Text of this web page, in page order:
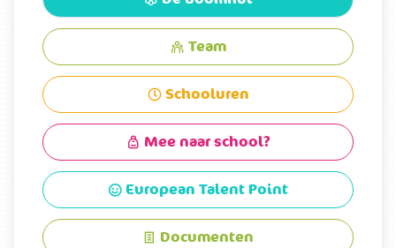
 Team
Schooluren
 Mee naar school?
 European Talent Point
 Documenten